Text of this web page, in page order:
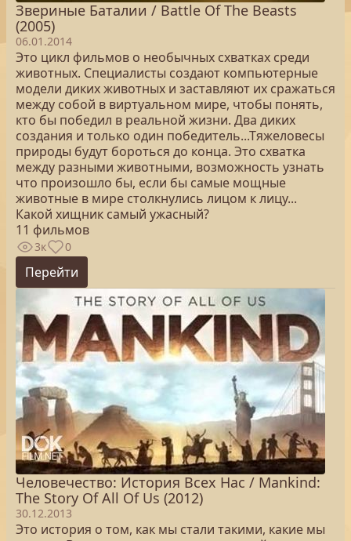
Звериные Баталии / Battle Of The Beasts
(2005)
06.01.2014
Это цикл фильмов о необычных схватках среди
животных. Специалисты создают компьютерные
модели диких животных и заставляют их сражаться
между собой в виртуальном мире, чтобы понять,
кто бы победил в реальной жизни. Два диких
создания и только один победитель...Тяжеловесы
природы будут бороться до конца. Это схватка
между разными животными, возможность узнать
что произошло бы, если бы самые мощные
животные в мире столкнулись лицом к лицу...
Какой хищник самый ужасный?
11 фильмов
3к 0
Перейти
Человечество: История Всех Нас / Mankind:
The Story Of All Of Us (2012)
30.12.2013
Это история о том, как мы стали такими, какие мы